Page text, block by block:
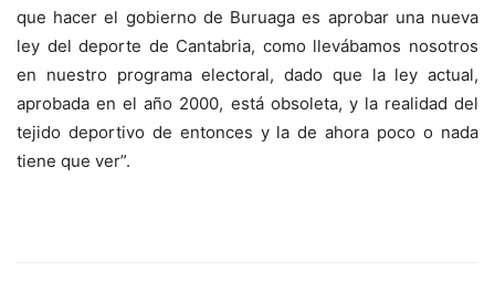
que hacer el gobierno de Buruaga es aprobar una nueva
ley del deporte de Cantabria, como llevábamos nosotros
en nuestro programa electoral, dado que la ley actual,
aprobada en el año 2000, está obsoleta, y la realidad del
tejido deportivo de entonces y la de ahora poco o nada
tiene que ver”.